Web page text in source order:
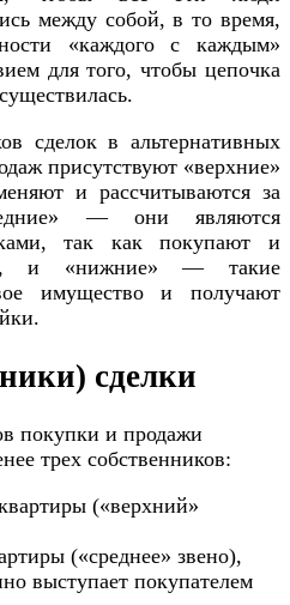
между собой, в то время,
«каждого с каждым»
для того, чтобы цепочка
сделок в альтернативных
присутствуют «верхние»
и рассчитываются за
— они являются
так как покупают и
и «нижние» — такие
имущество и получают
сделки
покупки и продажи
трех собственников:
(«верхний»
(«среднее» звено),
выступает покупателем